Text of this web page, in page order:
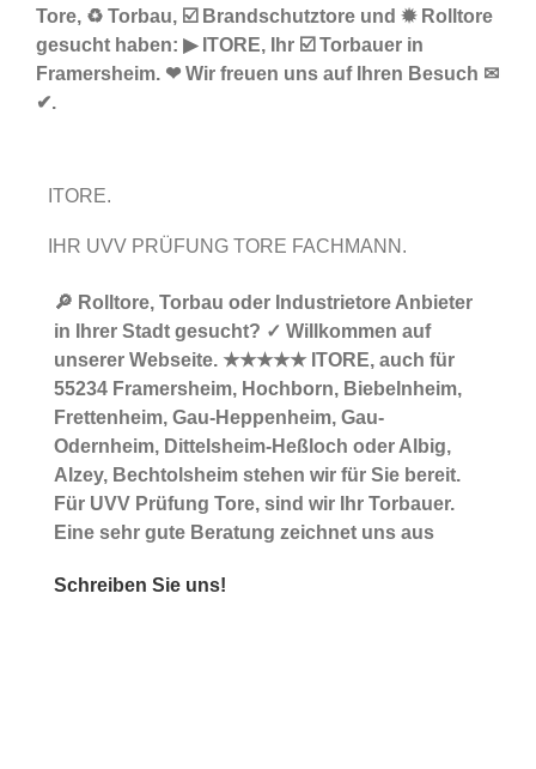
Tore, ♻ Torbau, ☑️ Brandschutztore und ✹ Rolltore
gesucht haben: ▶︎ ITORE, Ihr ☑️ Torbauer in
Framersheim. ❤ Wir freuen uns auf Ihren Besuch ✉
✔.
ITORE.
IHR UVV PRÜFUNG TORE FACHMANN.
🔎 Rolltore, Torbau oder Industrietore Anbieter
in Ihrer Stadt gesucht? ✓ Willkommen auf
unserer Webseite. ★★★★★ ITORE, auch für
55234 Framersheim, Hochborn, Biebelnheim,
Frettenheim, Gau-Heppenheim, Gau-
Odernheim, Dittelsheim-Heßloch oder Albig,
Alzey, Bechtolsheim stehen wir für Sie bereit.
Für UVV Prüfung Tore, sind wir Ihr Torbauer.
Eine sehr gute Beratung zeichnet uns aus
Schreiben Sie uns!